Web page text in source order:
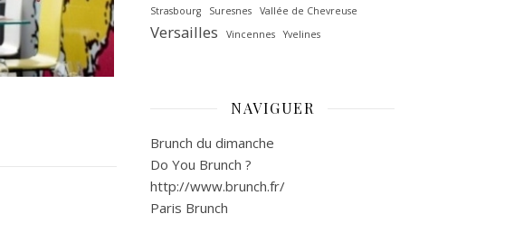
Strasbourg
Suresnes Vallée de Chevreuse‎
Versailles Vincennes Yvelines
NAVIGUER
Brunch du dimanche
Do You Brunch ?
http://www.brunch.fr/
Paris Brunch